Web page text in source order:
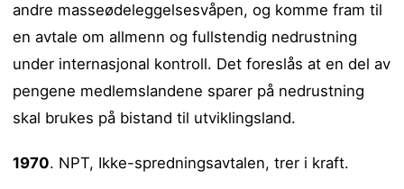
andre masseødeleggelsesvåpen, og komme fram til
en avtale om allmenn og fullstendig nedrustning
under internasjonal kontroll. Det foreslås at en del av
pengene medlemslandene sparer på nedrustning
skal brukes på bistand til utviklingsland.
1970. NPT, Ikke-spredningsavtalen, trer i kraft.